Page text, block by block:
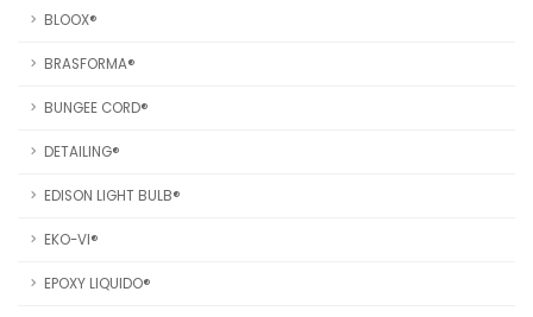
BLOOX®
BRASFORMA®
BUNGEE CORD®
DETAILING®
EDISON LIGHT BULB®
EKO-VI®
EPOXY LIQUIDO®